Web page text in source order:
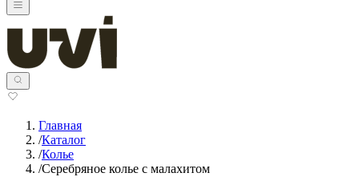
Главная
/Каталог
/Колье
/Серебряное колье с малахитом